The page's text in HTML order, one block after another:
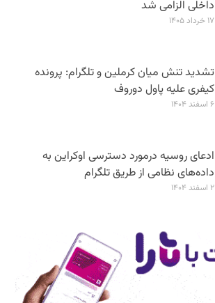
داخلی الزامی شد
۱۷ خرداد ۱۴۰۵
تشدید تنش میان کرملین و تلگرام: پرونده
کیفری علیه پاول دوروف
۶ اسفند ۱۴۰۴
ادعای روسیه درمورد دسترسی اوکراین به
داده‌های نظامی از طریق تلگرام
۲ اسفند ۱۴۰۴